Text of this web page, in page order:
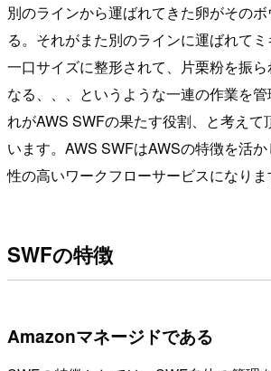
別のラインから運ばれてきた卵がその
る。それがまた別のラインに運ばれてミ
一口サイズに整形されて、片栗粉を振
なる、、、というような一連の作業を
れがAWS SWFの果たす役割、と考えて
います。AWS SWFはAWSの特徴を活
性の高いワークフローサービスになりま
SWFの特徴
Amazonマネージドである